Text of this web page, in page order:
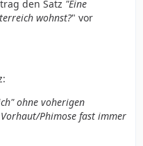
den Satz "Eine
wohnst?" vor
ohne voherigen
Phimose fast immer